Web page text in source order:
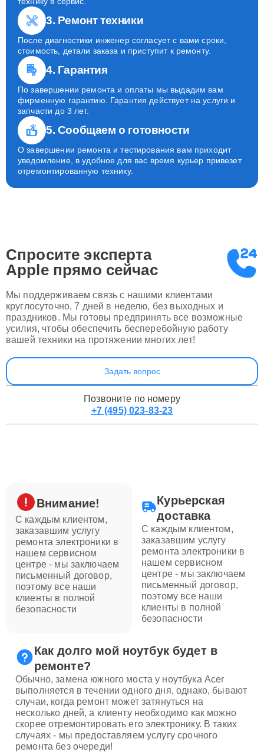
3. Ремонт техники
После диагностики инженер согласует с вами сроки,
стоимость, детали заказа и приступит к ремонту.
4. Гарантия
По завершении ремонта и оплаты мы выдадим вам
фирменную гарантию. Гарантия действует на услуги и
запчасти до 3 лет.
5. Сообщаем о готовности
О завершении ремонта и тестирования вам приходит
уведомление, в удобное для вас время курьер привезет
отремонтированную технику.
Спросите эксперта
Apple прямо сейчас
Мы поддерживаем связь с нашими клиентами
круглосуточно, 7 дней в неделю, без выходных и
праздников. Мы готовы предпринять все возможные
усилия, чтобы обеспечить бесперебойную работу
вашей техники на протяжении многих лет!
Задать вопрос
Позвоните по номеру
+7 (495) 023-83-23
Внимание!
С каждым клиентом,
заказавшим услугу
ремонта электроники в
нашем сервисном
центре - мы заключаем
письменный договор,
поэтому все наши
клиенты в полной
безопасности
Курьерская
доставка
С каждым клиентом,
заказавшим услугу
ремонта электроники в
нашем сервисном
центре - мы заключаем
письменный договор,
поэтому все наши
клиенты в полной
безопасности
Как долго мой ноутбук будет в
ремонте?
Обычно, замена южного моста у ноутбука Acer
выполняется в течении одного дня, однако, бывают
случаи, когда ремонт может затянуться на
несколько дней, а клиенту необходимо как можно
скорее отремонтировать его электронику. В таких
случаях - мы предоставляем услугу срочного
ремонта без очереди!